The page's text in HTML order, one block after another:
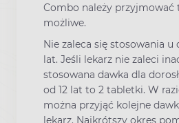
Combo należy przyjmować
możliwe.
Nie zaleca się stosowania u
lat. Jeśli lekarz nie zaleci
stosowana dawka dla
od 12 lat to 2 tabletki. W
można przyjąć kolejne